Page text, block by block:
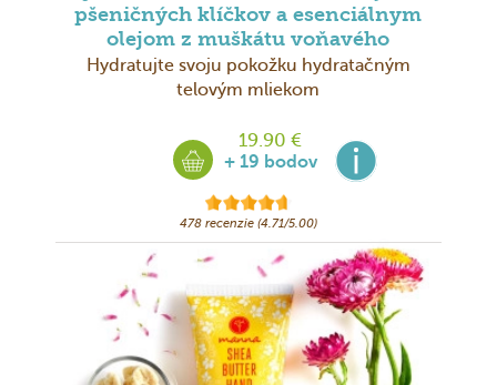
pšeničných klíčkov a esenciálnym
olejom z muškátu voňavého
Hydratujte svoju pokožku hydratačným
telovým mliekom
19.90 €
+ 19 bodov
478 recenzie (4.71/5.00)